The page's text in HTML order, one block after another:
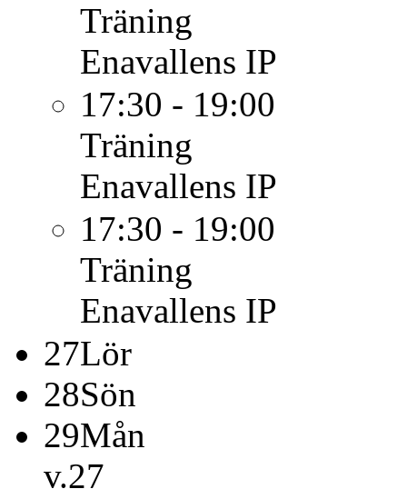
Träning
Enavallens IP
17:30 - 19:00
Träning
Enavallens IP
17:30 - 19:00
Träning
Enavallens IP
27Lör
28Sön
29Mån
v.27